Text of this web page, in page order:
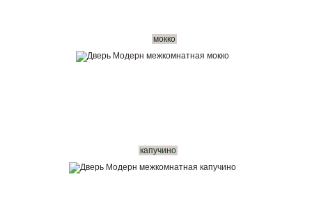
мокко
капучино